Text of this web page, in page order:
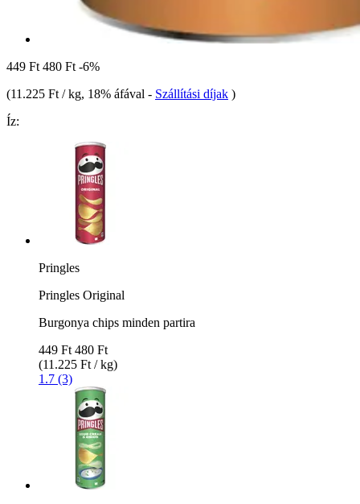
449 Ft 480 Ft -6%
(11.225 Ft / kg, 18% áfával - Szállítási díjak )
Íz:
Pringles
Pringles Original
Burgonya chips minden partira
449 Ft 480 Ft
(11.225 Ft / kg)
1.7 (3)